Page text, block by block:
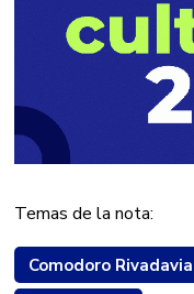
Temas de la nota:
Comodoro Rivadavia